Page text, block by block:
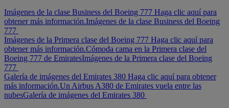
Imágenes de la clase Business del Boeing 777 Haga clic aquí para
obtener más información.Imágenes de la clase Business del Boeing
777
Imágenes de la Primera clase del Boeing 777 Haga clic aquí para
obtener más información.Cómoda cama en la Primera clase del
Boeing 777 de EmiratesImágenes de la Primera clase del Boeing
777
Galería de imágenes del Emirates 380 Haga clic aquí para obtener
más información.Un Airbus A380 de Emirates vuela entre las
nubesGalería de imágenes del Emirates 380